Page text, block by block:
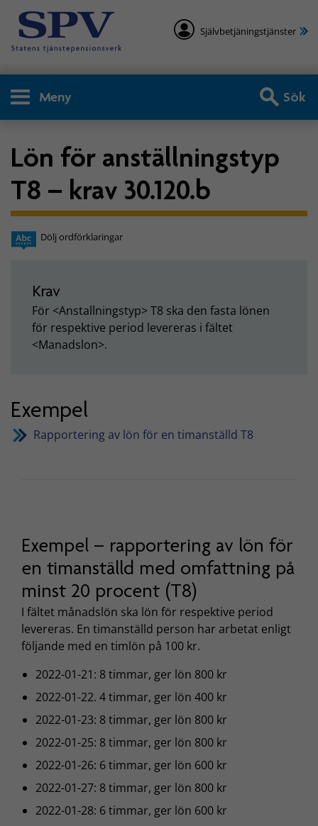
Självbetjäningstjänster
Meny Sök
Lön för anställningstyp
T8 – krav 30.120.b
Dölj ordförklaringar
Krav
För <Anstallningstyp> T8 ska den fasta lönen
för respektive period levereras i fältet
<Manadslon>.
Exempel
Rapportering av lön för en timanställd T8
Exempel – rapportering av lön för
en timanställd med omfattning på
minst 20 procent (T8)
I fältet månadslön ska lön för respektive period
levereras. En timanställd person har arbetat enligt
följande med en timlön på 100 kr.
2022-01-21: 8 timmar, ger lön 800 kr
2022-01-22. 4 timmar, ger lön 400 kr
2022-01-23: 8 timmar, ger lön 800 kr
2022-01-25: 8 timmar, ger lön 800 kr
2022-01-26: 6 timmar, ger lön 600 kr
2022-01-27: 8 timmar, ger lön 800 kr
2022-01-28: 6 timmar, ger lön 600 kr